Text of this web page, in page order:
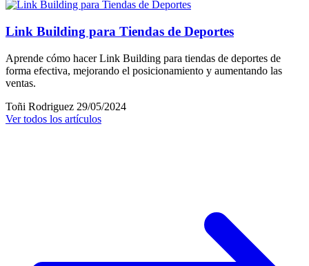
Link Building para Tiendas de Deportes
Aprende cómo hacer Link Building para tiendas de deportes de
forma efectiva, mejorando el posicionamiento y aumentando las
ventas.
Toñi Rodriguez 29/05/2024
Ver todos los artículos